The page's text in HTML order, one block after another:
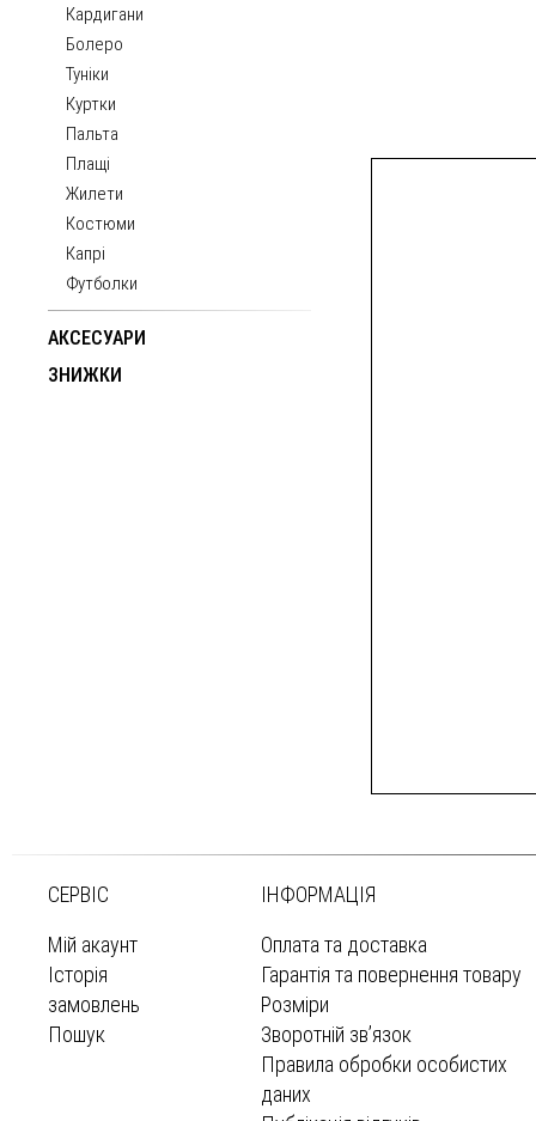
Кардигани
Болеро
Туніки
Куртки
Пальта
Плащі
Жилети
Костюми
Капрі
Футболки
АКСЕСУАРИ
ЗНИЖКИ
СЕРВІС
Мій акаунт
Історія
замовлень
Пошук
ІНФОРМАЦІЯ
Оплата та доставка
Гарантія та повернення товару
Розміри
Зворотній зв’язок
Правила обробки особистих
даних